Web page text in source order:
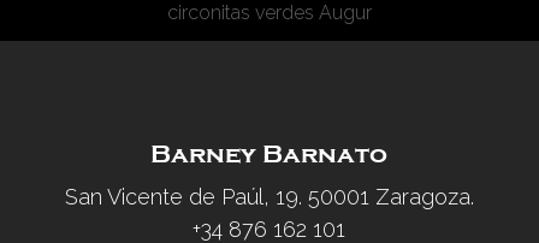
circonitas verdes Augur
Barney Barnato
San Vicente de Paúl, 19. 50001 Zaragoza.
+34 876 162 101